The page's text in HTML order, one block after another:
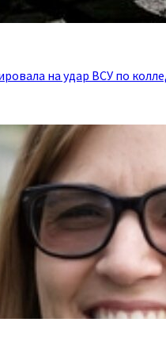
на удар ВСУ по